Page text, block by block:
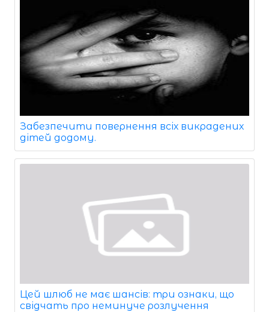
Забезпечити повернення всіх викрадених
дітей додому.
Цей шлюб не має шансів: три ознаки, що
свідчать про неминуче розлучення